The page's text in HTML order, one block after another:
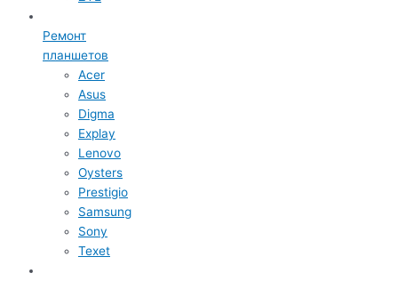
Ремонт
планшетов
Acer
Asus
Digma
Explay
Lenovo
Oysters
Prestigio
Samsung
Sony
Texet